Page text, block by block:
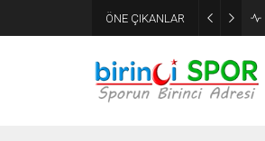
ÖNE ÇIKANLAR